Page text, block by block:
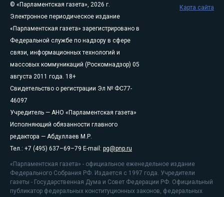
© «Парламентская газета», 2026 г.
Электронное периодическое издание
«Парламентская газета» зарегистрировано в
Федеральной службе по надзору в сфере
связи, информационных технологий и
массовых коммуникаций (Роскомнадзор) 05
августа 2011 года. 18+
Свидетельство о регистрации Эл № ФС77-
46097
Учредитель — АНО «Парламентская газета»
Исполняющий обязанности главного
редактора — Абдуллаев М.Р.
Тел.: +7 (495) 637–69–79 E-mail: pg@pnp.ru
«Парламентская газета» - официальное еженедельное издание
Федерального Собрания РФ. Издается с 1997 года. Учредители
газеты - Государственная Дума и Совет Федерации РФ. Официальный
публикатор федеральных конституционных законов, федеральных
Карта сайта